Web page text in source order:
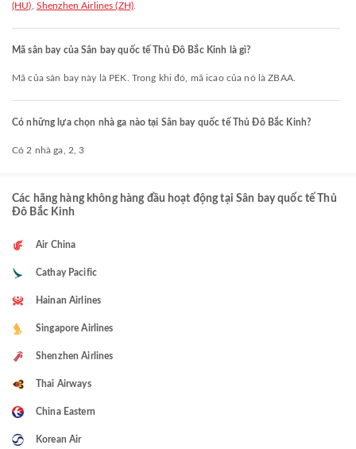
(HU) Shenzhen Airlines (ZH).
Mã sân bay của Sân bay quốc tế Thủ Đô Bắc Kinh là gì?
Mã của sân bay này là PEK. Trong khi đó, mã icao của nó là ZBAA.
Có những lựa chọn nhà ga nào tại Sân bay quốc tế Thủ Đô Bắc Kinh?
Có 2 nhà ga, 2, 3
Các hãng hàng không hàng đầu hoạt động tại Sân bay quốc tế Thủ
Đô Bắc Kinh
Air China
Cathay Pacific
Hainan Airlines
Singapore Airlines
Shenzhen Airlines
Thai Airways
China Eastern
Korean Air